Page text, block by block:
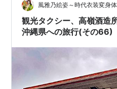
風雅乃絵姿～時代衣装変身
観光タクシー、高嶺酒造
沖縄県への旅行(その66)